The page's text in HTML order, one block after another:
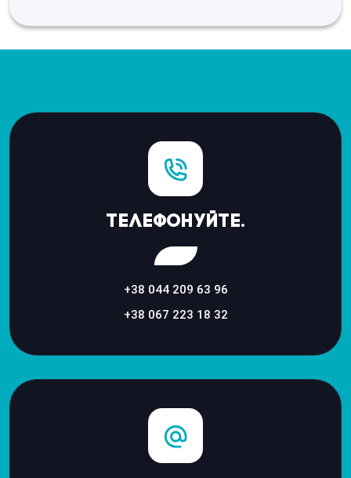
Телефонуйте.
+38 044 209 63 96
+38 067 223 18 32